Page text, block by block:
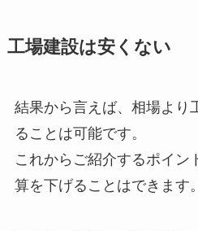
工場建設は安くない
結果から言えば、相場より
ることは可能です。
これからご紹介するポイン
算を下げることはできます。